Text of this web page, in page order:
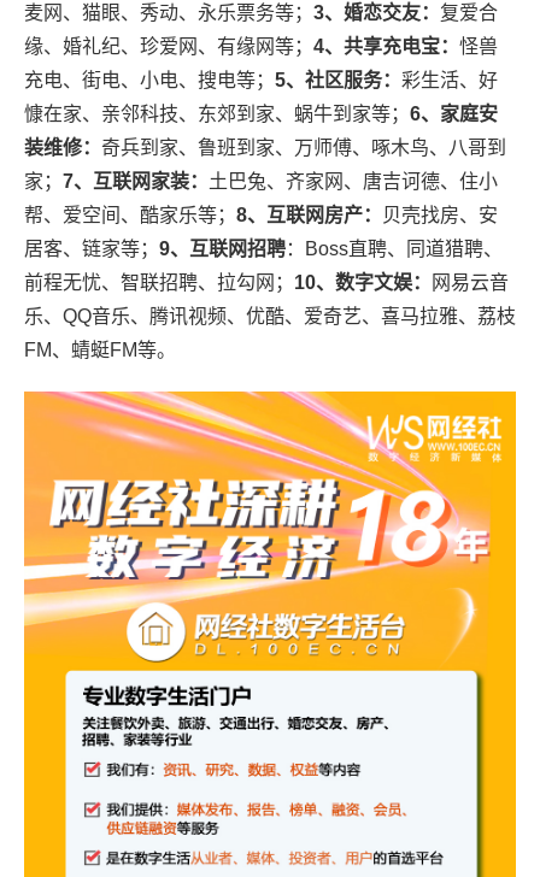
麦网、猫眼、秀动、永乐票务等； 3、婚恋交友： 复爱合
缘、婚礼纪、珍爱网、有缘网等； 4、共享充电宝： 怪兽
充电、街电、小电、搜电等； 5、社区服务： 彩生活、好
慷在家、亲邻科技、东郊到家、蜗牛到家等； 6、家庭安
装维修： 奇兵到家、鲁班到家、万师傅、啄木鸟、八哥到
家； 7、互联网家装： 土巴兔、齐家网、唐吉诃德、住小
帮、爱空间、酷家乐等； 8、互联网房产：
贝壳找房、安
居客、链家等； 9、互联网招聘：Boss直聘、同道猎聘、
前程无忧、智联招聘、拉勾网； 10、数字文娱：
网易云音
乐、QQ音乐、腾讯视频、优酷、爱奇艺、喜马拉雅、荔枝
FM、蜻蜓FM等。